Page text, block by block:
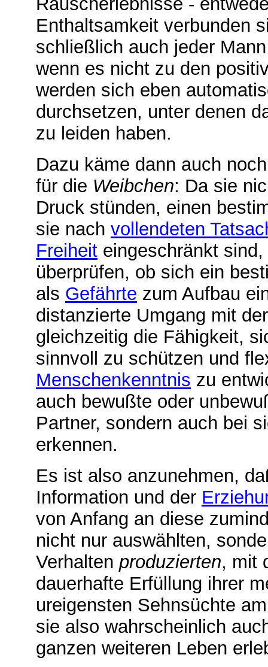
Enthaltsamkeit verbunden
schließlich auch jeder
wenn es nicht zu den
werden sich eben
durchsetzen, unter denen
zu leiden haben.
Dazu käme dann auch
für die Weibchen: Da sie
Druck stünden, einen
sie nach vollendeten
Freiheit eingeschränkt
überprüfen, ob sich ein
als Gefährte zum Aufbau
distanzierte Umgang mit
gleichzeitig die Fähigkeit,
sinnvoll zu schützen und
Menschenkenntnis zu
auch bewußte oder
Partner, sondern auch bei
erkennen.
Es ist also anzunehmen,
Information und der
von Anfang an diese
nicht nur auswählten,
Verhalten produzierten, mit
dauerhafte Erfüllung ihrer
ureigensten Sehnsüchte
sie also wahrscheinlich
ganzen weiteren Leben